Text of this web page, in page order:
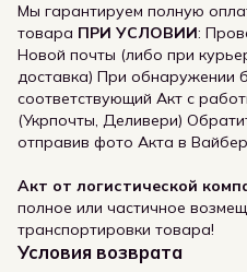
Мы гарантируем полную
товара ПРИ УСЛОВИИ:
Новой почты (либо при
доставка) При обнаружении
соответствующий Акт с
(Укрпочты, Деливери)
отправив фото Акта в
Акт от логистической
полное или частичное
транспортировки товара!
Условия возврата